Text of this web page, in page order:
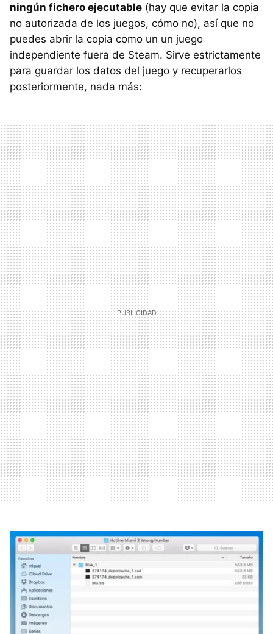
ningún fichero ejecutable (hay que evitar la copia
no autorizada de los juegos, cómo no), así que no
puedes abrir la copia como un un juego
independiente fuera de Steam. Sirve estrictamente
para guardar los datos del juego y recuperarlos
posteriormente, nada más: